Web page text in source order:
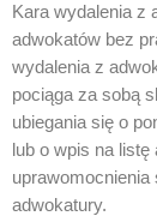
Kara wydalenia z
adwokatów bez
wydalenia z
pociąga za sobą
ubiegania się o
lub o wpis na
adwokatury.